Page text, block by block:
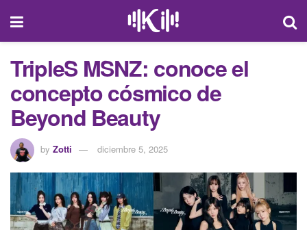
TripleS MSNZ: conoce el
concepto cósmico de
Beyond Beauty
by Zotti diciembre 5, 2025